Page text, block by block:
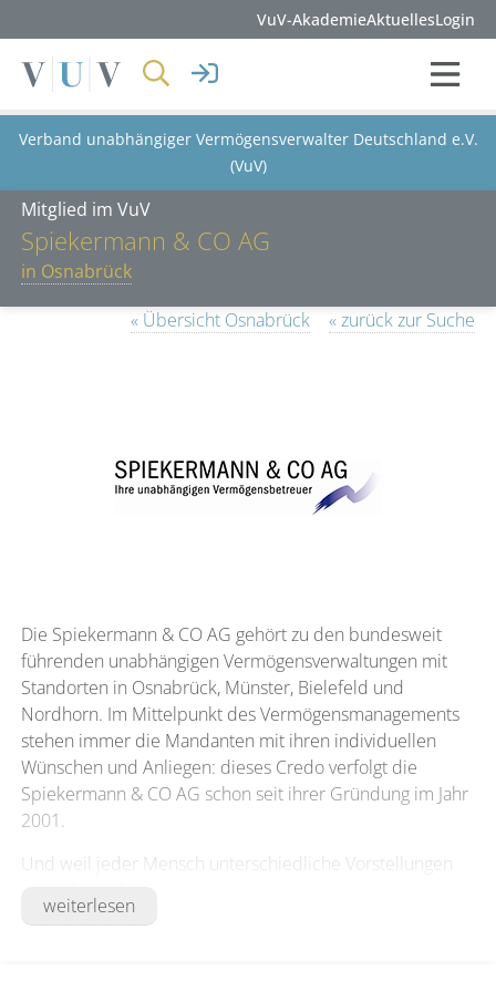
VuV-AkademieAktuellesLogin
Verband unabhängiger Vermögensverwalter Deutschland e.V.
(VuV)
Mitglied im VuV
Spiekermann & CO AG
in Osnabrück
« Übersicht Osnabrück
« zurück zur Suche
Die Spiekermann & CO AG gehört zu den bundesweit
führenden unabhängigen Vermögensverwaltungen mit
Standorten in Osnabrück, Münster, Bielefeld und
Nordhorn. Im Mittelpunkt des Vermögensmanagements
stehen immer die Mandanten mit ihren individuellen
Wünschen und Anliegen: dieses Credo verfolgt die
Spiekermann & CO AG schon seit ihrer Gründung im Jahr
2001.
Und weil jeder Mensch unterschiedliche Vorstellungen
die Spiekermann & CO AG für jeden Mandanten eine
weiterlesen